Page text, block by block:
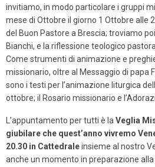
invitiamo, in modo particolare i gruppi
mese di Ottobre il giorno 1 Ottobre alle
del Buon Pastore a Brescia; troviamo
Bianchi, e la riflessione teologico
Come strumenti di animazione e
missionario, oltre al Messaggio di papa
sono i testi per l’animazione liturgica
ottobre; il Rosario missionario e
L’appuntamento per tutti è laVeglia
giubilare che quest’anno vivremo
20.30 in Cattedraleinsieme al nostro
anche un momento in preparazione